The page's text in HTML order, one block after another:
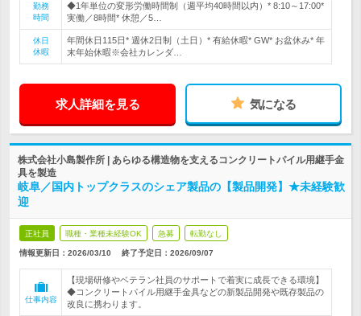
勤務
時間
◆1年単位の変形労働時間制（週平均40時間以内）* 8:10～17:00*
実働／8時間* 休憩／5…
休日
休暇
年間休日115日* 週休2日制（土日）* 有給休暇* GW* お盆休み* 年
末年始休暇※会社カレンダ…
求人詳細を見る 気になる
株式会社小島製作所 | あらゆる構造物を支えるコンクリートパイル用継手金
具を製造
岐阜／国内トップクラスのシェア製品の【製品開発】★未経験歓
迎
正社員 職種・業種未経験OK 急募 転勤なし
情報更新日：2026/03/10 終了予定日： 2026/09/07
仕事内容
【現場研修やベテラン社員のサポートで着実に成長できる環境】
◆コンクリートパイル用継手金具などの新製品開発や既存製品の
改良に携わります。